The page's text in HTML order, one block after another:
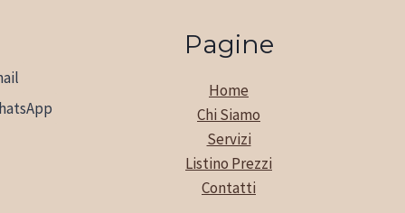
Pagine
Home
Chi Siamo
Servizi
Listino Prezzi
Contatti